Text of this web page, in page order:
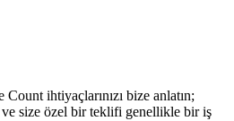
ihtiyaçlarınızı bize anlatın;
size özel bir teklifi genellikle bir iş